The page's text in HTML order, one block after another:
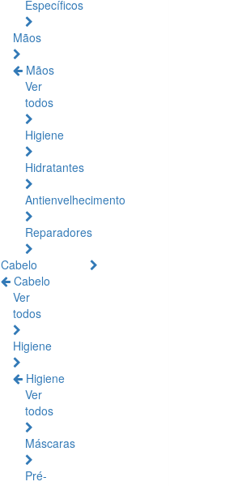
Específicos
Mãos
Mãos
Ver
todos
Higiene
Hidratantes
Antienvelhecimento
Reparadores
Cabelo
Cabelo
Ver
todos
Higiene
Higiene
Ver
todos
Máscaras
Pré-